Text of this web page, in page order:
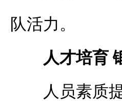
队活力。
人才培育
人员素质